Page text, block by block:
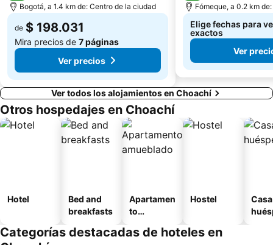
Centro de Convenciones y Exposiciones Gonzalo Jiménez de Quesada
Plaza de Bolívar
Monumento a Los Héroes
Country Club
Bioparque Los Ocarros
Bogotá, a 1.4 km de: Centro de la ciudad
de $ 198.031
Mira precios de 7 páginas
Ver precios
Fómeque, a 0.2 km
Elige fechas para
exactos
Ver
Ver todos los alojamientos en Choachí
Otros hospedajes en Choachí
Hotel
Bed and
breakfasts
Apartamen
to
o
Hostel
Categorías destacadas de hoteles en